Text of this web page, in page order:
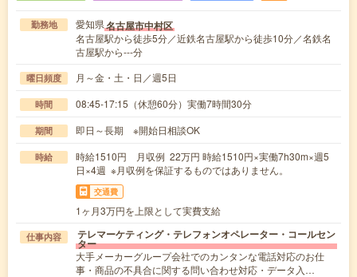
勤務地 愛知県名古屋市中村区
名古屋駅から徒歩5分／近鉄名古屋駅から徒歩10分／名鉄名
古屋駅から---分
曜日頻度 月～金・土・日／週5日
時間 08:45-17:15（休憩60分）実働7時間30分
期間 即日～長期 ※開始日相談OK
時給
時給1510円 月収例 22万円 時給1510円×実働7h30m×週5
日×4週 ※月収例を保証するものではありません。
交通費
1ヶ月3万円を上限として実費支給
仕事内容 テレマーケティング・テレフォンオペレーター・コールセン
ター
大手メーカーグループ会社でのカンタンな電話対応のお仕
事・商品の不具合に関する問い合わせ対応・データ入…